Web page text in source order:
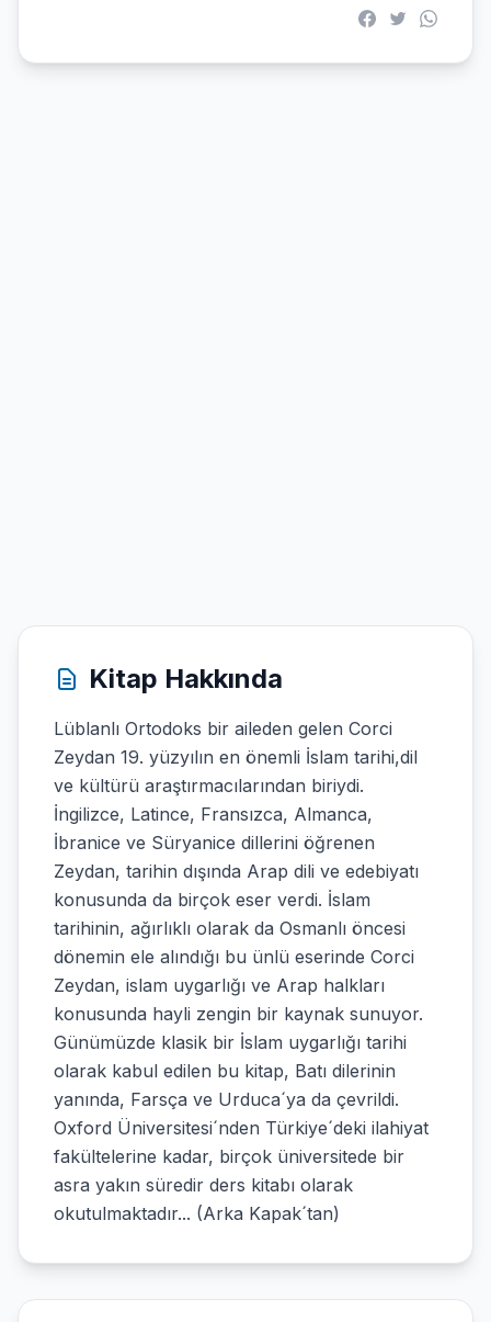
Kitap Hakkında
Lüblanlı Ortodoks bir aileden gelen Corci
Zeydan 19. yüzyılın en önemli İslam tarihi,dil
ve kültürü araştırmacılarından biriydi.
İngilizce, Latince, Fransızca, Almanca,
İbranice ve Süryanice dillerini öğrenen
Zeydan, tarihin dışında Arap dili ve edebiyatı
konusunda da birçok eser verdi. İslam
tarihinin, ağırlıklı olarak da Osmanlı öncesi
dönemin ele alındığı bu ünlü eserinde Corci
Zeydan, islam uygarlığı ve Arap halkları
konusunda hayli zengin bir kaynak sunuyor.
Günümüzde klasik bir İslam uygarlığı tarihi
olarak kabul edilen bu kitap, Batı dilerinin
yanında, Farsça ve Urduca´ya da çevrildi.
Oxford Üniversitesi´nden Türkiye´deki ilahiyat
fakültelerine kadar, birçok üniversitede bir
asra yakın süredir ders kitabı olarak
okutulmaktadır... (Arka Kapak´tan)